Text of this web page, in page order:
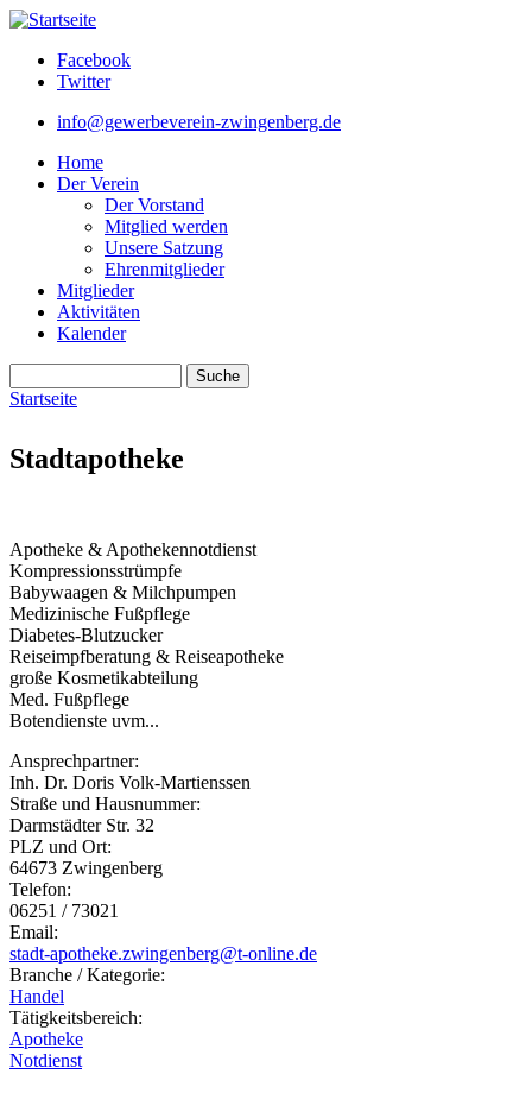
Direkt zum Inhalt
Facebook
Twitter
info@gewerbeverein-zwingenberg.de
Home
Der Verein
Der Vorstand
Mitglied werden
Unsere Satzung
Ehrenmitglieder
Mitglieder
Aktivitäten
Kalender
Suchformular
Startseite
Stadtapotheke
Apotheke & Apothekennotdienst
Kompressionsstrümpfe
Babywaagen & Milchpumpen
Medizinische Fußpflege
Diabetes-Blutzucker
Reiseimpfberatung & Reiseapotheke
große Kosmetikabteilung
Med. Fußpflege
Botendienste uvm...
Ansprechpartner:
Inh. Dr. Doris Volk-Martienssen
Straße und Hausnummer:
Darmstädter Str. 32
PLZ und Ort:
64673 Zwingenberg
Telefon:
06251 / 73021
Email:
stadt-apotheke.zwingenberg@t-online.de
Branche / Kategorie:
Handel
Tätigkeitsbereich:
Apotheke
Notdienst